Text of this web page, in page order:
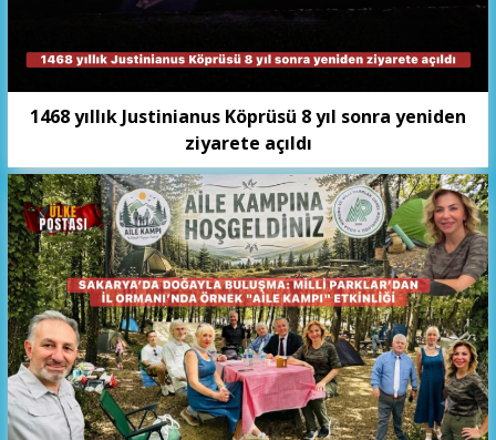
1468 yıllık Justinianus Köprüsü 8 yıl sonra yeniden
ziyarete açıldı